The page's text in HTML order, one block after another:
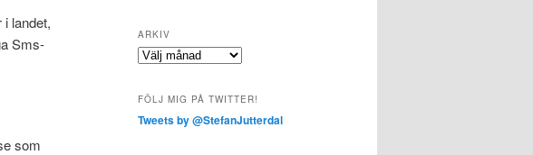
landet,
Sms-
som
ARKIV
Arkiv
FÖLJ MIG PÅ TWITTER!
Tweets by @StefanJutterdal